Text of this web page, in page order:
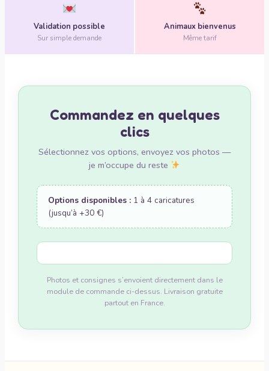
Validation possible
Sur simple demande
Animaux bienvenus
Même tarif
Commandez en quelques
clics
Sélectionnez vos options, envoyez vos photos —
je m’occupe du reste
Options disponibles :1 à 4 caricatures
(jusqu’à +30 €)
Photos et consignes s’envoient directement dans le
module de commande ci-dessus. Livraison gratuite
partout en France.